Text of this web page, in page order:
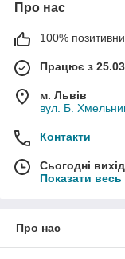
Про нас
100%
Працює з
м. Львів
вул. Б.
Контакти
Сьогодні
Показати
Про нас